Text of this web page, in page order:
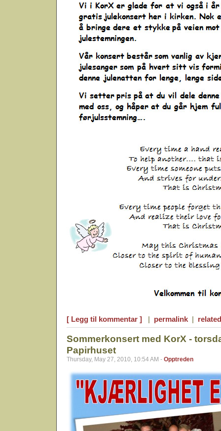
[ Legg til kommentar ] | permalink |
Sommerkonsert med KorX -
Papirhuset
Thursday, May 27, 2010, 10:54 AM - Opptreden